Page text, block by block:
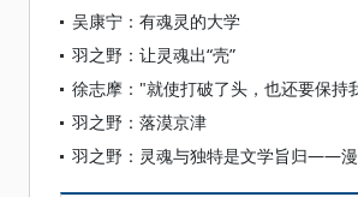
吴康宁：有魂灵的大学
羽之野：让灵魂出“壳”
羽之野：落漠京津